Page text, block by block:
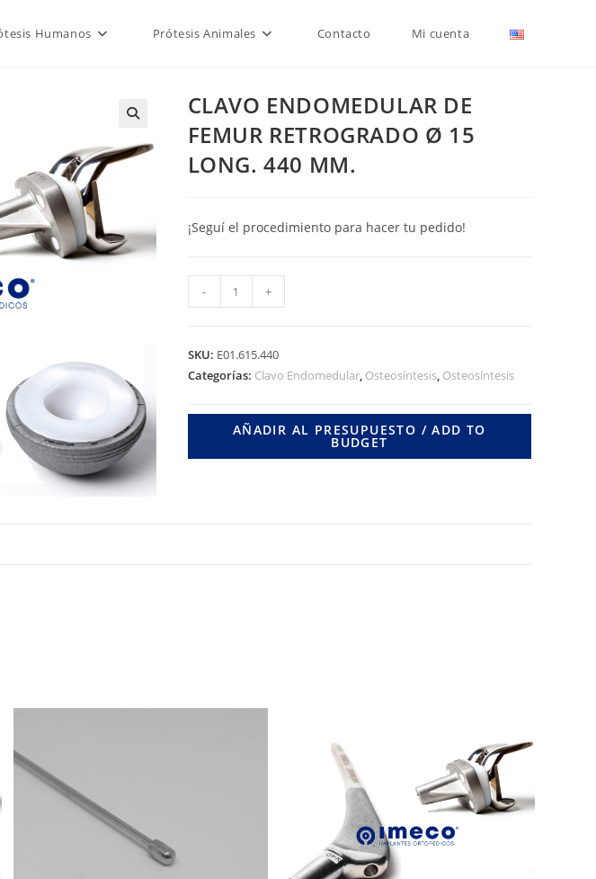
Humanos Prótesis Animales Contacto Mi cuenta
CLAVO ENDOMEDULAR DE
FEMUR RETROGRADO Ø 15
LONG. 440 MM.
¡Seguí el procedimiento para hacer tu pedido!
ENDOMEDULAR
FEMUR
RETROGRADO
- +
SKU: E01.615.440
Categorías: Clavo Endomedular, Osteosíntesis, Osteosíntesis
AÑADIR AL PRESUPUESTO / ADD TO
BUDGET